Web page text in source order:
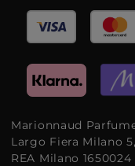
Marionnaud
Largo Fiera Milano
REA Milano 1650024